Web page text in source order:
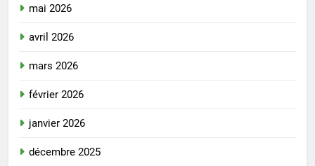
mai 2026
avril 2026
mars 2026
février 2026
janvier 2026
décembre 2025